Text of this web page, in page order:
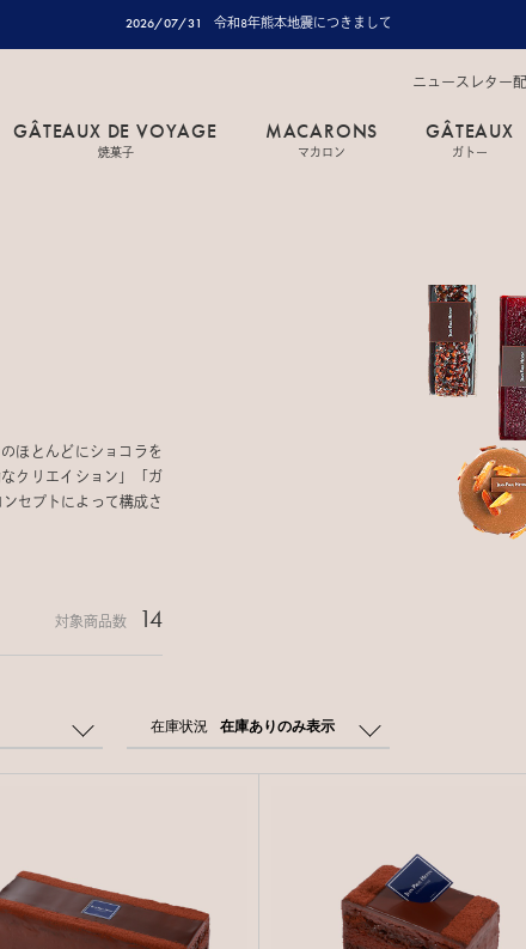
2026/07/31 令和8年熊本地震につきまして
ニュースレター
GÂTEAUX DE VOYAGE
焼菓子
MACARONS
マカロン
GÂTEAUX
ガトー
ほとんどにショコラを
クリエイション」「ガ
セプトによって構成さ
対象商品数 14
在庫状況 在庫ありのみ表示